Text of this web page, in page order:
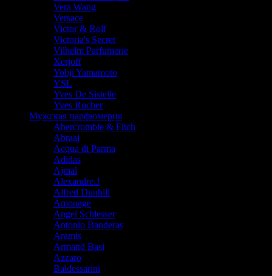
Vera Wang
Versace
Victor & Rolf
Victoria's Secret
Vilhelm Parfumerie
Xerjoff
Yohji Yamamoto
YSL
Yves De Sistelle
Yves Rocher
Мужская парфюмерия
Abercrombie & Fitch
Abraaj
Acqua di Parma
Adidas
Ajmal
Alexandre.J
Alfred Dunhill
Amouage
Angel Schlesser
Antonio Banderas
Aramis
Armand Basi
Azzaro
Baldessarini